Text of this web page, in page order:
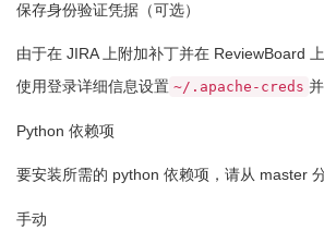
保存身份验证凭据（可选）
由于在 JIRA 上附加补丁并在 ReviewBoard
使用登录详细信息设置 ~/.apache-creds
Python 依赖项
要安装所需的 python 依赖项，请从 master
手动